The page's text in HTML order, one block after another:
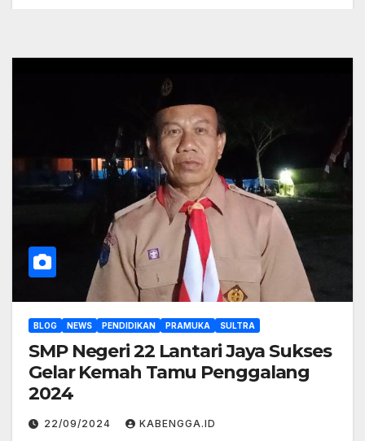
BLOG NEWS PENDIDIKAN PRAMUKA SULTRA
SMP Negeri 22 Lantari Jaya Sukses
Gelar Kemah Tamu Penggalang
2024
22/09/2024 KABENGGA.ID